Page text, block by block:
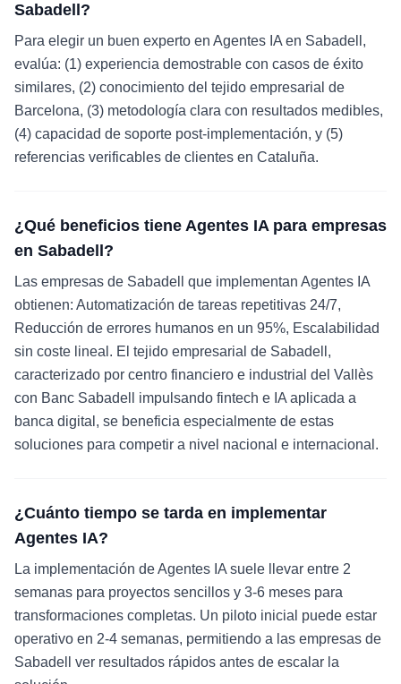
Sabadell?
Para elegir un buen experto en Agentes IA en Sabadell,
evalúa: (1) experiencia demostrable con casos de éxito
similares, (2) conocimiento del tejido empresarial de
Barcelona, (3) metodología clara con resultados medibles,
(4) capacidad de soporte post-implementación, y (5)
referencias verificables de clientes en Cataluña.
¿Qué beneficios tiene Agentes IA para empresas
en Sabadell?
Las empresas de Sabadell que implementan Agentes IA
obtienen: Automatización de tareas repetitivas 24/7,
Reducción de errores humanos en un 95%, Escalabilidad
sin coste lineal. El tejido empresarial de Sabadell,
caracterizado por centro financiero e industrial del Vallès
con Banc Sabadell impulsando fintech e IA aplicada a
banca digital, se beneficia especialmente de estas
soluciones para competir a nivel nacional e internacional.
¿Cuánto tiempo se tarda en implementar
Agentes IA?
La implementación de Agentes IA suele llevar entre 2
semanas para proyectos sencillos y 3-6 meses para
transformaciones completas. Un piloto inicial puede estar
operativo en 2-4 semanas, permitiendo a las empresas de
Sabadell ver resultados rápidos antes de escalar la